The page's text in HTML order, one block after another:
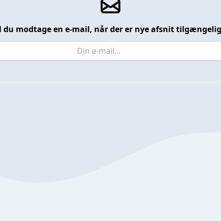
du modtage en e-mail, når der er nye afsnit